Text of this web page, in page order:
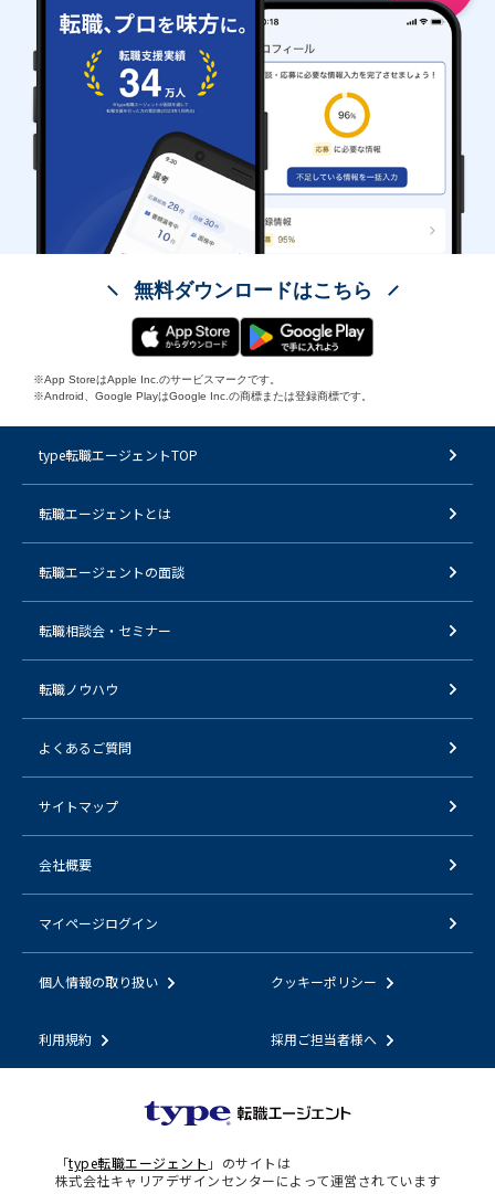
無料ダウンロードはこちら
※App StoreはApple Inc.のサービスマークです。
※Android、Google PlayはGoogle Inc.の商標または登録商標です。
type転職エージェントTOP
転職エージェントとは
転職エージェントの面談
転職相談会・セミナー
転職ノウハウ
よくあるご質問
サイトマップ
会社概要
マイページログイン
個人情報の取り扱い クッキーポリシー
利用規約 採用ご担当者様へ
「type転職エージェント 」のサイトは
株式会社キャリアデザインセンターによって運営されています